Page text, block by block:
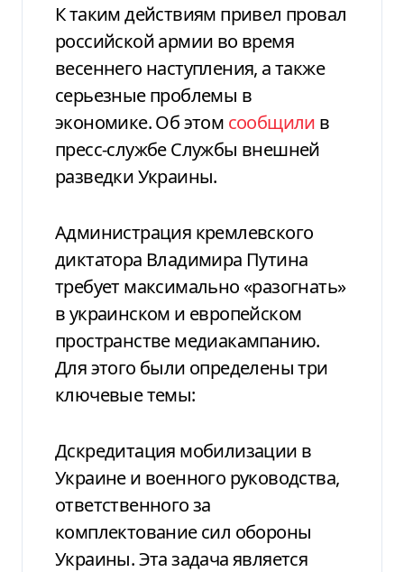
К таким действиям привел провал
российской армии во время
весеннего наступления, а также
серьезные проблемы в
экономике. Об этом сообщили в
пресс-службе Службы внешней
разведки Украины.
Администрация кремлевского
диктатора Владимира Путина
требует максимально «разогнать»
в украинском и европейском
пространстве медиакампанию.
Для этого были определены три
ключевые темы:
Дскредитация мобилизации в
Украине и военного руководства,
ответственного за
комплектование сил обороны
Украины. Эта задача является